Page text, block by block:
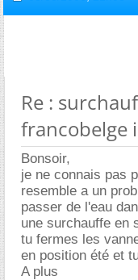
Re :
francobelge
Bonsoir,
je ne connais pas
resemble a un
passer de l'eau
une surchauffe en
tu fermes les
en position été et
A plus